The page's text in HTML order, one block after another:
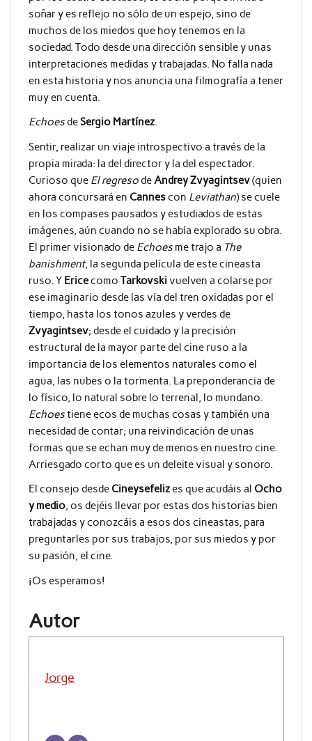
soñar y es reflejo no sólo de un espejo, sino de
muchos de los miedos que hoy tenemos en la
sociedad. Todo desde una dirección sensible y unas
interpretaciones medidas y trabajadas. No falla nada
en esta historia y nos anuncia una filmografía a tener
muy en cuenta.
EchoesdeSergio Martínez.
Sentir, realizar un viaje introspectivo a través de la
propia mirada: la del director y la del espectador.
Curioso que El regresodeAndrey Zvyagintsev(quien
ahora concursará en Cannescon Leviathan) se cuele
en los compases pausados y estudiados de estas
imágenes, aún cuando no se había explorado su obra.
El primer visionado de Echoesme trajo a The
banishment, la segunda película de este cineasta
ruso. YEricecomo Tarkovski vuelven a colarse por
ese imaginario desde las vía del tren oxidadas por el
tiempo, hasta los tonos azules y verdes de
Zvyagintsev; desde el cuidado y la precisión
estructural de la mayor parte del cine ruso a la
importancia de los elementos naturales como el
agua, las nubes o la tormenta. La preponderancia de
lo físico, lo natural sobre lo terrenal, lo mundano.
Echoestiene ecos de muchas cosas y también una
necesidad de contar; una reivindicación de unas
formas que se echan muy de menos en nuestro cine.
Arriesgado corto que es un deleite visual y sonoro.
El consejo desdeCineysefelizes que acudáis al Ocho
y medio, os dejéis llevar por estas dos historias bien
trabajadas y conozcáis a esos dos cineastas, para
preguntarles por sus trabajos, por sus miedos y por
su pasión, el cine.
¡Os esperamos!
Autor
Jorge